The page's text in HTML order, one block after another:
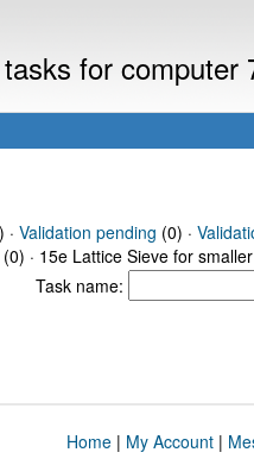
for computer
Validation pending (0) ·
(0) · 15e Lattice Sieve for
Task name:
Home| My Account|